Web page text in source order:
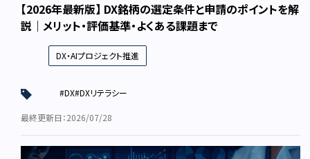
【2026年最新版】 DX銘柄の選定条件と申請のポイントを解
説｜メリット・評価基準・よくある課題まで
DX・AIプロジェクト推進
#DX#DXリテラシー
最終更新日：2026/07/28